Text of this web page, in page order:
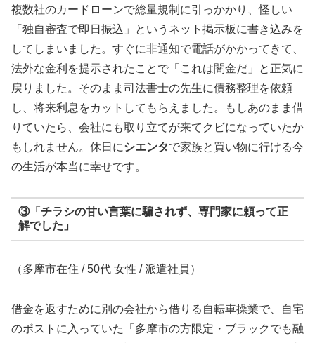
複数社のカードローンで総量規制に引っかかり、怪しい
「独自審査で即日振込」というネット掲示板に書き込みを
してしまいました。すぐに非通知で電話がかかってきて、
法外な金利を提示されたことで「これは闇金だ」と正気に
戻りました。そのまま司法書士の先生に債務整理を依頼
し、将来利息をカットしてもらえました。もしあのまま借
りていたら、会社にも取り立てが来てクビになっていたか
もしれません。休日にシエンタで家族と買い物に行ける今
の生活が本当に幸せです。
③「チラシの甘い言葉に騙されず、専門家に頼って正
解でした」
（多摩市在住 / 50代 女性 / 派遣社員）
借金を返すために別の会社から借りる自転車操業で、自宅
のポストに入っていた「多摩市の方限定・ブラックでも融